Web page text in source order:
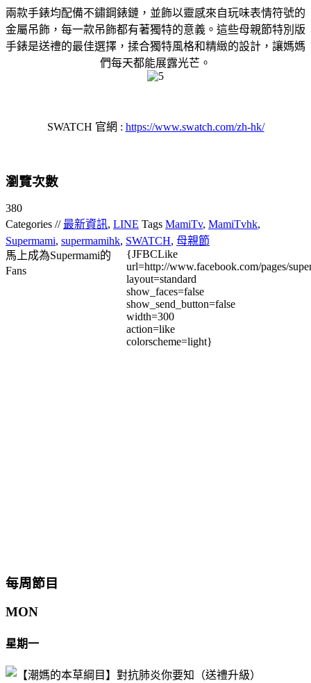
兩款手錶均配備不鏽鋼錶鏈，並飾以靈感來自玩味表情符號的
金屬吊飾，每一款吊飾都有著獨特的意義。這些母親節特別版
手錶是送禮的最佳選擇，揉合獨特風格和精緻的設計，讓媽媽
們每天都能展露光芒。
SWATCH 官網 : https://www.swatch.com/zh-hk/
瀏覽次數
380
Categories // 最新資訊, LINE Tags MamiTv, MamiTvhk,
Supermami, supermamihk, SWATCH, 母親節
馬上成為Supermami的
Fans
{JFBCLike
url=http://www.facebook.com/pages/
layout=standard
show_faces=false
show_send_button=false
width=300
action=like
colorscheme=light}
每周節目
MON
星期一